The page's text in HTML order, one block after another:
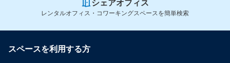
シェアオフィス
レンタルオフィス・コワーキングスペースを簡単検索
スペースを利用する方